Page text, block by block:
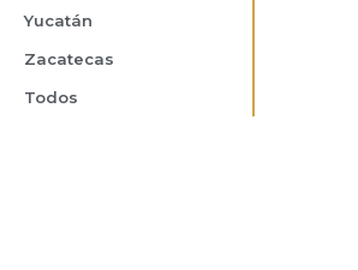
Yucatán
Zacatecas
Todos